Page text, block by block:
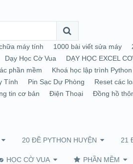
máy tính 1000 bài viết sửa máy
Dạy Học Cờ Vua DẠY HỌC EXCEL
phần mềm Khoá học lập trình Python
Tính Pin Sạc Dự Phòng Reset các
tin cơ bản Điện Thoại Đồng hồ
20 ĐỀ PYTHON HUYỆN 21
HỌC CỜ VUA PHẦN MỀM